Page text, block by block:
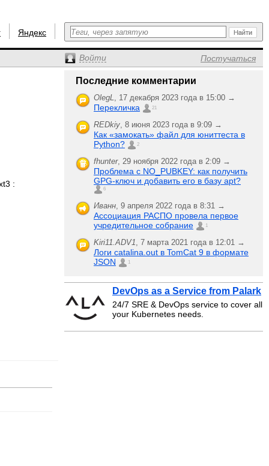
Яндекс
Войти Постучаться
:
Последние комментарии
OlegL, 17 декабря 2023 года в 15:00 →
Перекличка 21
REDkiy, 8 июня 2023 года в 9:09 →
Как «замокать» файл для юниттеста в
Python?
2
fhunter, 29 ноября 2022 года в 2:09 →
Проблема с NO_PUBKEY: как получить
GPG-ключ и добавить его в базу apt?
6
Иванн, 9 апреля 2022 года в 8:31 →
Ассоциация РАСПО провела первое
учредительное собрание
1
Kiri11.ADV1, 7 марта 2021 года в 12:01 →
Логи catalina.out в TomCat 9 в формате
JSON
1
DevOps as a Service from Palark
24/7 SRE & DevOps service to cover all
your Kubernetes needs.